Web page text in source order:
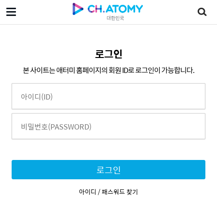
대한민국
로그인
본 사이트는 애터미 홈페이지의 회원 ID로 로그인이 가능합니다.
로그인
아이디 / 패스워드 찾기